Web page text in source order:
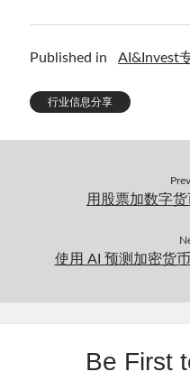
Published in AI&Invest
行业信息分享
用股票加数字
使用 AI 预测加密货
Be First